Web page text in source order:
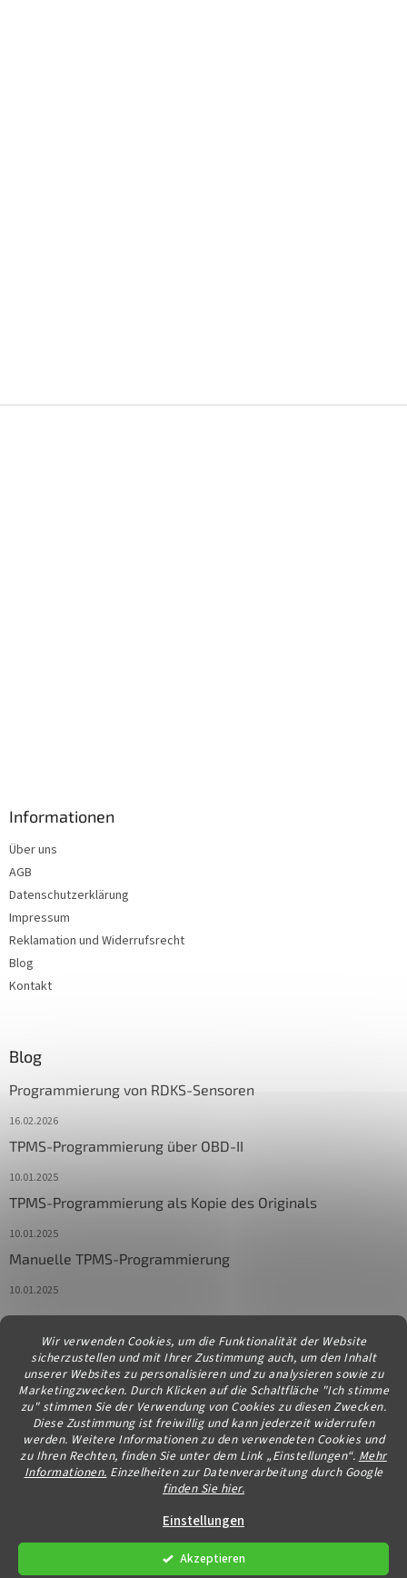
Wir verwenden Cookies, um die Funktionalität der Website
sicherzustellen und mit Ihrer Zustimmung auch, um den Inhalt
unserer Websites zu personalisieren und zu analysieren sowie zu
Marketingzwecken. Durch Klicken auf die Schaltfläche "Ich stimme
zu" stimmen Sie der Verwendung von Cookies zu diesen Zwecken.
Diese Zustimmung ist freiwillig und kann jederzeit widerrufen
werden. Weitere Informationen zu den verwendeten Cookies und
zu Ihren Rechten, finden Sie unter dem Link „Einstellungen“. Mehr
Informationen. Einzelheiten zur Datenverarbeitung durch Google
finden Sie hier.
Einstellungen
Akzeptieren
Informationen
Über uns
AGB
Datenschutzerklärung
Impressum
Reklamation und Widerrufsrecht
Blog
Kontakt
Blog
Programmierung von RDKS-Sensoren
16.02.2026
TPMS-Programmierung über OBD-II
10.01.2025
TPMS-Programmierung als Kopie des Originals
10.01.2025
Manuelle TPMS-Programmierung
10.01.2025
Kontakt
info@diagstore.at
Erstellt von Shoptet
Copyright 2026diagstore.at. Alle Rechte vorbehalten.Cookie-